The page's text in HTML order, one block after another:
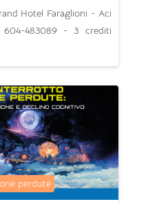
Hotel Faraglioni - Aci
604-483089 - 3 crediti
perdute